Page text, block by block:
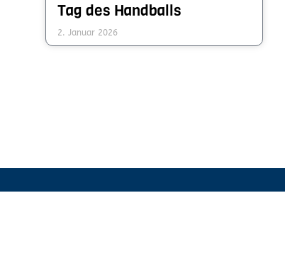
Tag des Handballs
2. Januar 2026